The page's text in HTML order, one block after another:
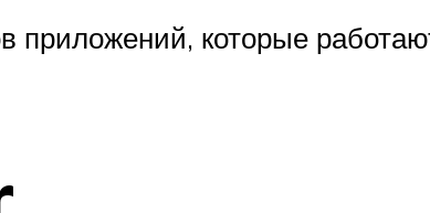
приложений, которые